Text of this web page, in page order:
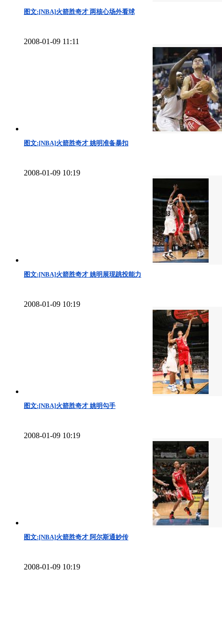
图文:[NBA]火箭胜奇才 两核心场外看球
2008-01-09 11:11
图文:[NBA]火箭胜奇才 姚明准备暴扣
2008-01-09 10:19
图文:[NBA]火箭胜奇才 姚明展现跳投能力
2008-01-09 10:19
图文:[NBA]火箭胜奇才 姚明勾手
2008-01-09 10:19
图文:[NBA]火箭胜奇才 阿尔斯通妙传
2008-01-09 10:19